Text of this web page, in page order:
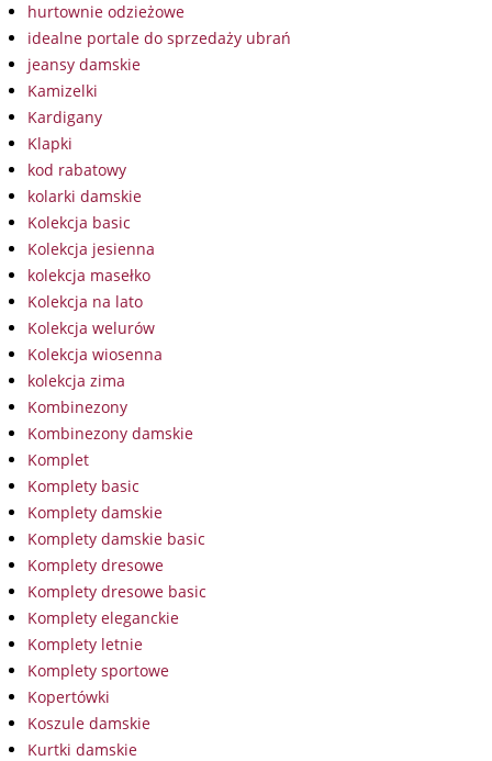
hurtownie odzieżowe
idealne portale do sprzedaży ubrań
jeansy damskie
Kamizelki
Kardigany
Klapki
kod rabatowy
kolarki damskie
Kolekcja basic
Kolekcja jesienna
kolekcja masełko
Kolekcja na lato
Kolekcja welurów
Kolekcja wiosenna
kolekcja zima
Kombinezony
Kombinezony damskie
Komplet
Komplety basic
Komplety damskie
Komplety damskie basic
Komplety dresowe
Komplety dresowe basic
Komplety eleganckie
Komplety letnie
Komplety sportowe
Kopertówki
Koszule damskie
Kurtki damskie